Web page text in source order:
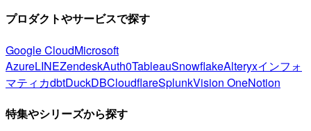
プロダクトやサービスで探す
Google CloudMicrosoft
AzureLINEZendeskAuth0TableauSnowflakeAlteryxインフォ
マティカdbtDuckDBCloudflareSplunkVision OneNotion
特集やシリーズから探す